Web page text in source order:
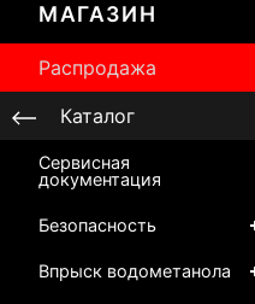
МАГАЗИН
Распродажа
Каталог
Сервисная
документация
Безопасность
Впрыск водометанола